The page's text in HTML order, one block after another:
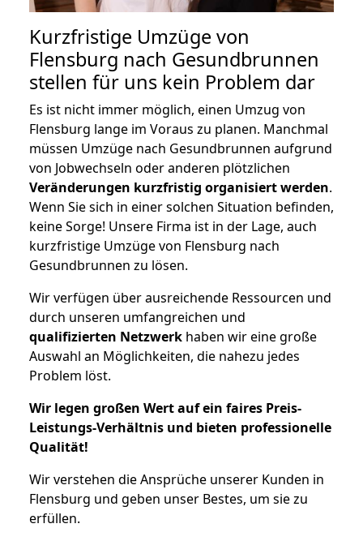
Kurzfristige Umzüge von
Flensburg nach Gesundbrunnen
stellen für uns kein Problem dar
Es ist nicht immer möglich, einen Umzug von
Flensburg lange im Voraus zu planen. Manchmal
müssen Umzüge nach Gesundbrunnen aufgrund
von Jobwechseln oder anderen plötzlichen
Veränderungen kurzfristig organisiert werden.
Wenn Sie sich in einer solchen Situation befinden,
keine Sorge! Unsere Firma ist in der Lage, auch
kurzfristige Umzüge von Flensburg nach
Gesundbrunnen zu lösen.
Wir verfügen über ausreichende Ressourcen und
durch unseren umfangreichen und
qualifizierten Netzwerk haben wir eine große
Auswahl an Möglichkeiten, die nahezu jedes
Problem löst.
Wir legen großen Wert auf ein faires Preis-
Leistungs-Verhältnis und bieten professionelle
Qualität!
Wir verstehen die Ansprüche unserer Kunden in
Flensburg und geben unser Bestes, um sie zu
erfüllen.